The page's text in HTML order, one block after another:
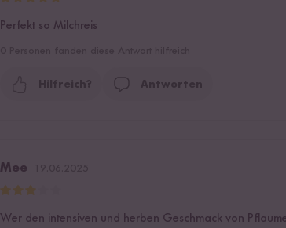
Perfekt so Milchreis
Hilfreich? Antworten
Mee
Wer den intensiven und herben Geschmack von